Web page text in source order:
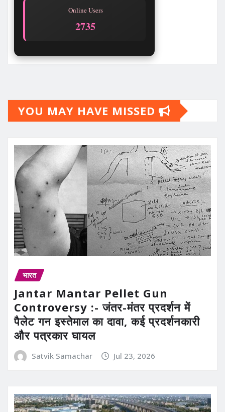
Online Users
2739
YOU MAY HAVE MISSED
भारत
Jantar Mantar Pellet Gun
Controversy :- जंतर-मंतर प्रदर्शन में
पैलेट गन इस्तेमाल का दावा, कई प्रदर्शनकारी
और पत्रकार घायल
Satvik Samachar Jul 23, 2026